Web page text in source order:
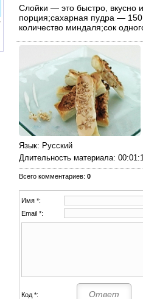
Слойки — это быстро, вкусно
порция;сахарная пудра —
количество миндаля;сок
Язык: Русский
Длительность материала:
Всего комментариев: 0
Имя *:
Email *:
Код *: